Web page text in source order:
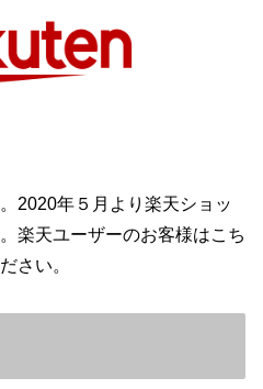
2020年５月より楽天ショッ
楽天ユーザーのお客様はこち
さい。